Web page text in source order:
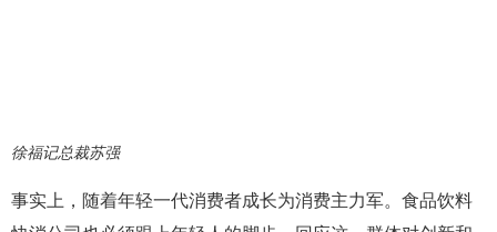
徐福记总裁苏强
事实上，随着年轻一代消费者成长为消费主力军。食品饮料